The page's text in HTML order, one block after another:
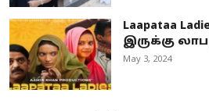
Laapataa
இருக்கு
May 3, 2024